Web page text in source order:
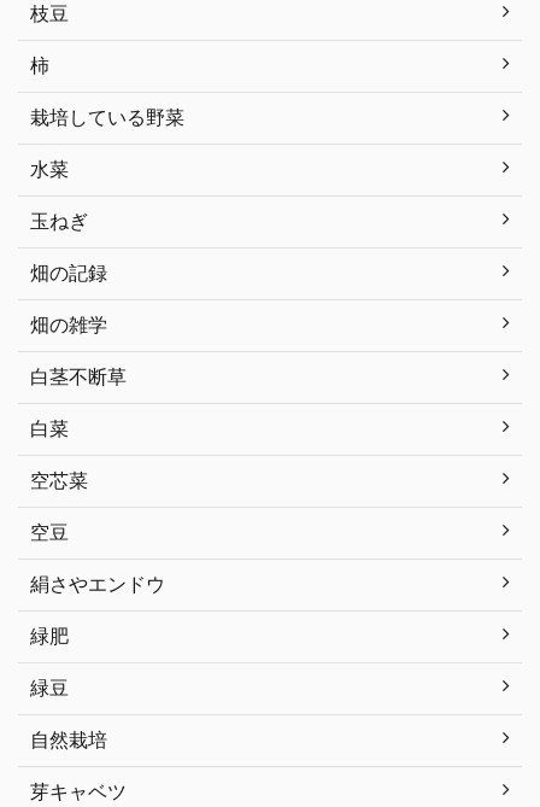
枝豆
柿
栽培している野菜
水菜
玉ねぎ
畑の記録
畑の雑学
白茎不断草
白菜
空芯菜
空豆
絹さやエンドウ
緑肥
緑豆
自然栽培
芽キャベツ